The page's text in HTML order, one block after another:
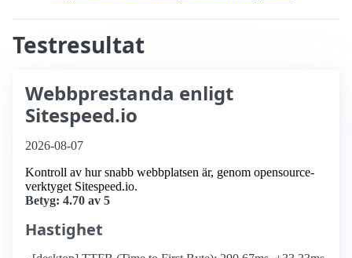
Testresultat
Webbprestanda enligt
Sitespeed.io
2026-08-07
Kontroll av hur snabb webbplatsen är, genom opensource-
verktyget Sitespeed.io.
Betyg: 4.70 av 5
Hastighet